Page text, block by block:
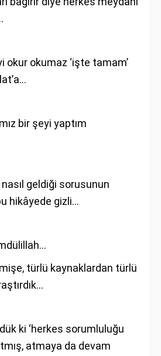
okur okumaz ‘işte tamam’
bir şeyi yaptım
geldiği sorusunun
hikâyede gizli…
türlü kaynaklardan türlü
ki ‘herkes sorumluluğu
atmaya da devam